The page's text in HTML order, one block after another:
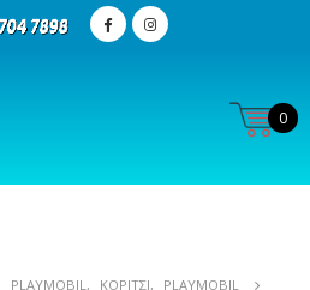
0
PLAYMOBIL , ΚΟΡΊΤΣΙ,
PLAYMOBIL